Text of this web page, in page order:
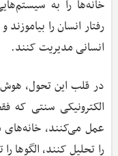
خانه‌ها را به
رفتار انسان را
انسانی مدیریت کنند.
در قلب این تحول،
الکترونیکی سنتی که
عمل می‌کنند،
را تحلیل کنند،